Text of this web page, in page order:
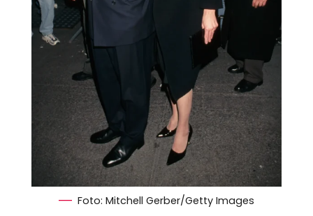
Foto: Mitchell Gerber/Getty Images